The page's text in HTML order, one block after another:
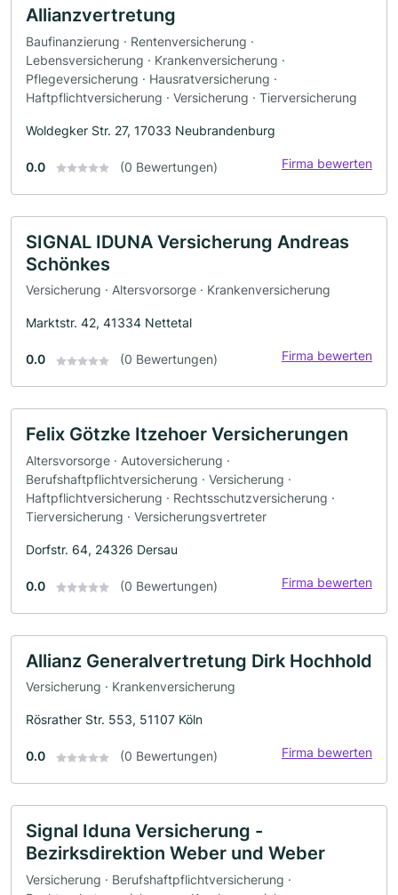
Allianzvertretung
Baufinanzierung · Rentenversicherung ·
Lebensversicherung · Krankenversicherung ·
Pflegeversicherung · Hausratversicherung ·
Haftpflichtversicherung · Versicherung · Tierversicherung
Woldegker Str. 27, 17033 Neubrandenburg
0.0 (0 Bewertungen) Firma bewerten
SIGNAL IDUNA Versicherung Andreas
Schönkes
Versicherung · Altersvorsorge · Krankenversicherung
Marktstr. 42, 41334 Nettetal
0.0 (0 Bewertungen) Firma bewerten
Felix Götzke Itzehoer Versicherungen
Altersvorsorge · Autoversicherung ·
Berufshaftpflichtversicherung · Versicherung ·
Haftpflichtversicherung · Rechtsschutzversicherung ·
Tierversicherung · Versicherungsvertreter
Dorfstr. 64, 24326 Dersau
0.0 (0 Bewertungen) Firma bewerten
Allianz Generalvertretung Dirk Hochhold
Versicherung · Krankenversicherung
Rösrather Str. 553, 51107 Köln
0.0 (0 Bewertungen) Firma bewerten
Signal Iduna Versicherung -
Bezirksdirektion Weber und Weber
Versicherung · Berufshaftpflichtversicherung ·